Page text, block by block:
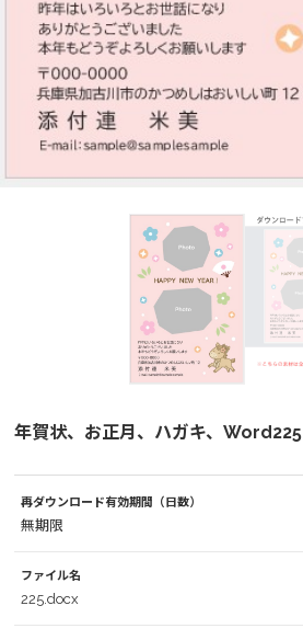
年賀状、お正月、ハガキ、Word225
再ダウンロード有効期間（日数）
無期限
ファイル名
225.docx